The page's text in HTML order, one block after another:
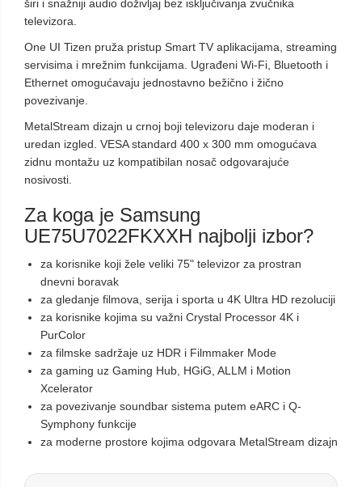
širi i snažniji audio doživljaj bez isključivanja zvučnika
televizora.
One UI Tizen pruža pristup Smart TV aplikacijama, streaming
servisima i mrežnim funkcijama. Ugrađeni Wi-Fi, Bluetooth i
Ethernet omogućavaju jednostavno bežično i žično
povezivanje.
MetalStream dizajn u crnoj boji televizoru daje moderan i
uredan izgled. VESA standard 400 x 300 mm omogućava
zidnu montažu uz kompatibilan nosač odgovarajuće
nosivosti.
Za koga je Samsung
UE75U7022FKXXH najbolji izbor?
za korisnike koji žele veliki 75" televizor za prostran
dnevni boravak
za gledanje filmova, serija i sporta u 4K Ultra HD rezoluciji
za korisnike kojima su važni Crystal Processor 4K i
PurColor
za filmske sadržaje uz HDR i Filmmaker Mode
za gaming uz Gaming Hub, HGiG, ALLM i Motion
Xcelerator
za povezivanje soundbar sistema putem eARC i Q-
Symphony funkcije
za moderne prostore kojima odgovara MetalStream dizajn